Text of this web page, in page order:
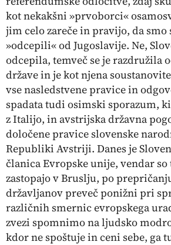
kot nekakšni »prvoborci«
jim celo zareče in pravijo, da smo
»odcepili« od Jugoslavije. Ne,
odcepila, temveč se je razdružila
države in je kot njena
vse nasledstvene pravice in
spadata tudi osimski sporazum,
z Italijo, in avstrijska državna
določene pravice slovenske
Republiki Avstriji. Danes je
članica Evropske unije, vendar
zastopajo v Bruslju, po
državljanov preveč ponižni pri
različnih smernic evropskega
zvezi spomnimo na ljudsko
kdor ne spoštuje in ceni sebe, ga